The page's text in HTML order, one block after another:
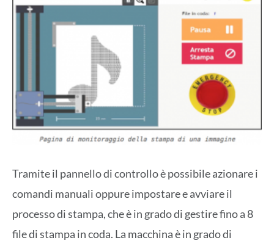
Tramite il pannello di controllo è possibile azionare i
comandi manuali oppure impostare e avviare il
processo di stampa, che è in grado di gestire fino a 8
file di stampa in coda. La macchina è in grado di